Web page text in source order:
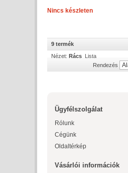
Nincs készleten
9 termék
Nézet: Rács Lista
Rendezés
Ügyfélszolgálat
Rólunk
Cégünk
Oldaltérkép
Vásárlói információk